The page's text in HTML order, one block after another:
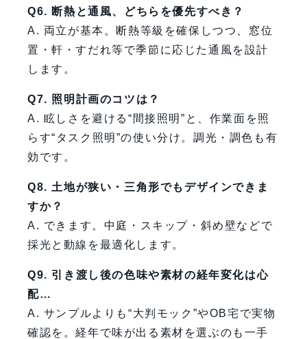
Q6. 断熱と通風、どちらを優先すべき？
A. 両立が基本。断熱等級を確保しつつ、窓位
置・軒・すだれ等で季節に応じた通風を設計
します。
Q7. 照明計画のコツは？
A. 眩しさを避ける“間接照明”と、作業面を照
らす“タスク照明”の使い分け。調光・調色も有
効です。
Q8. 土地が狭い・三角形でもデザインできま
すか？
A. できます。中庭・スキップ・斜め壁などで
採光と動線を最適化します。
Q9. 引き渡し後の色味や素材の経年変化は心
配…
A. サンプルよりも“大判モック”やOB宅で実物
確認を。経年で味が出る素材を選ぶのも一手